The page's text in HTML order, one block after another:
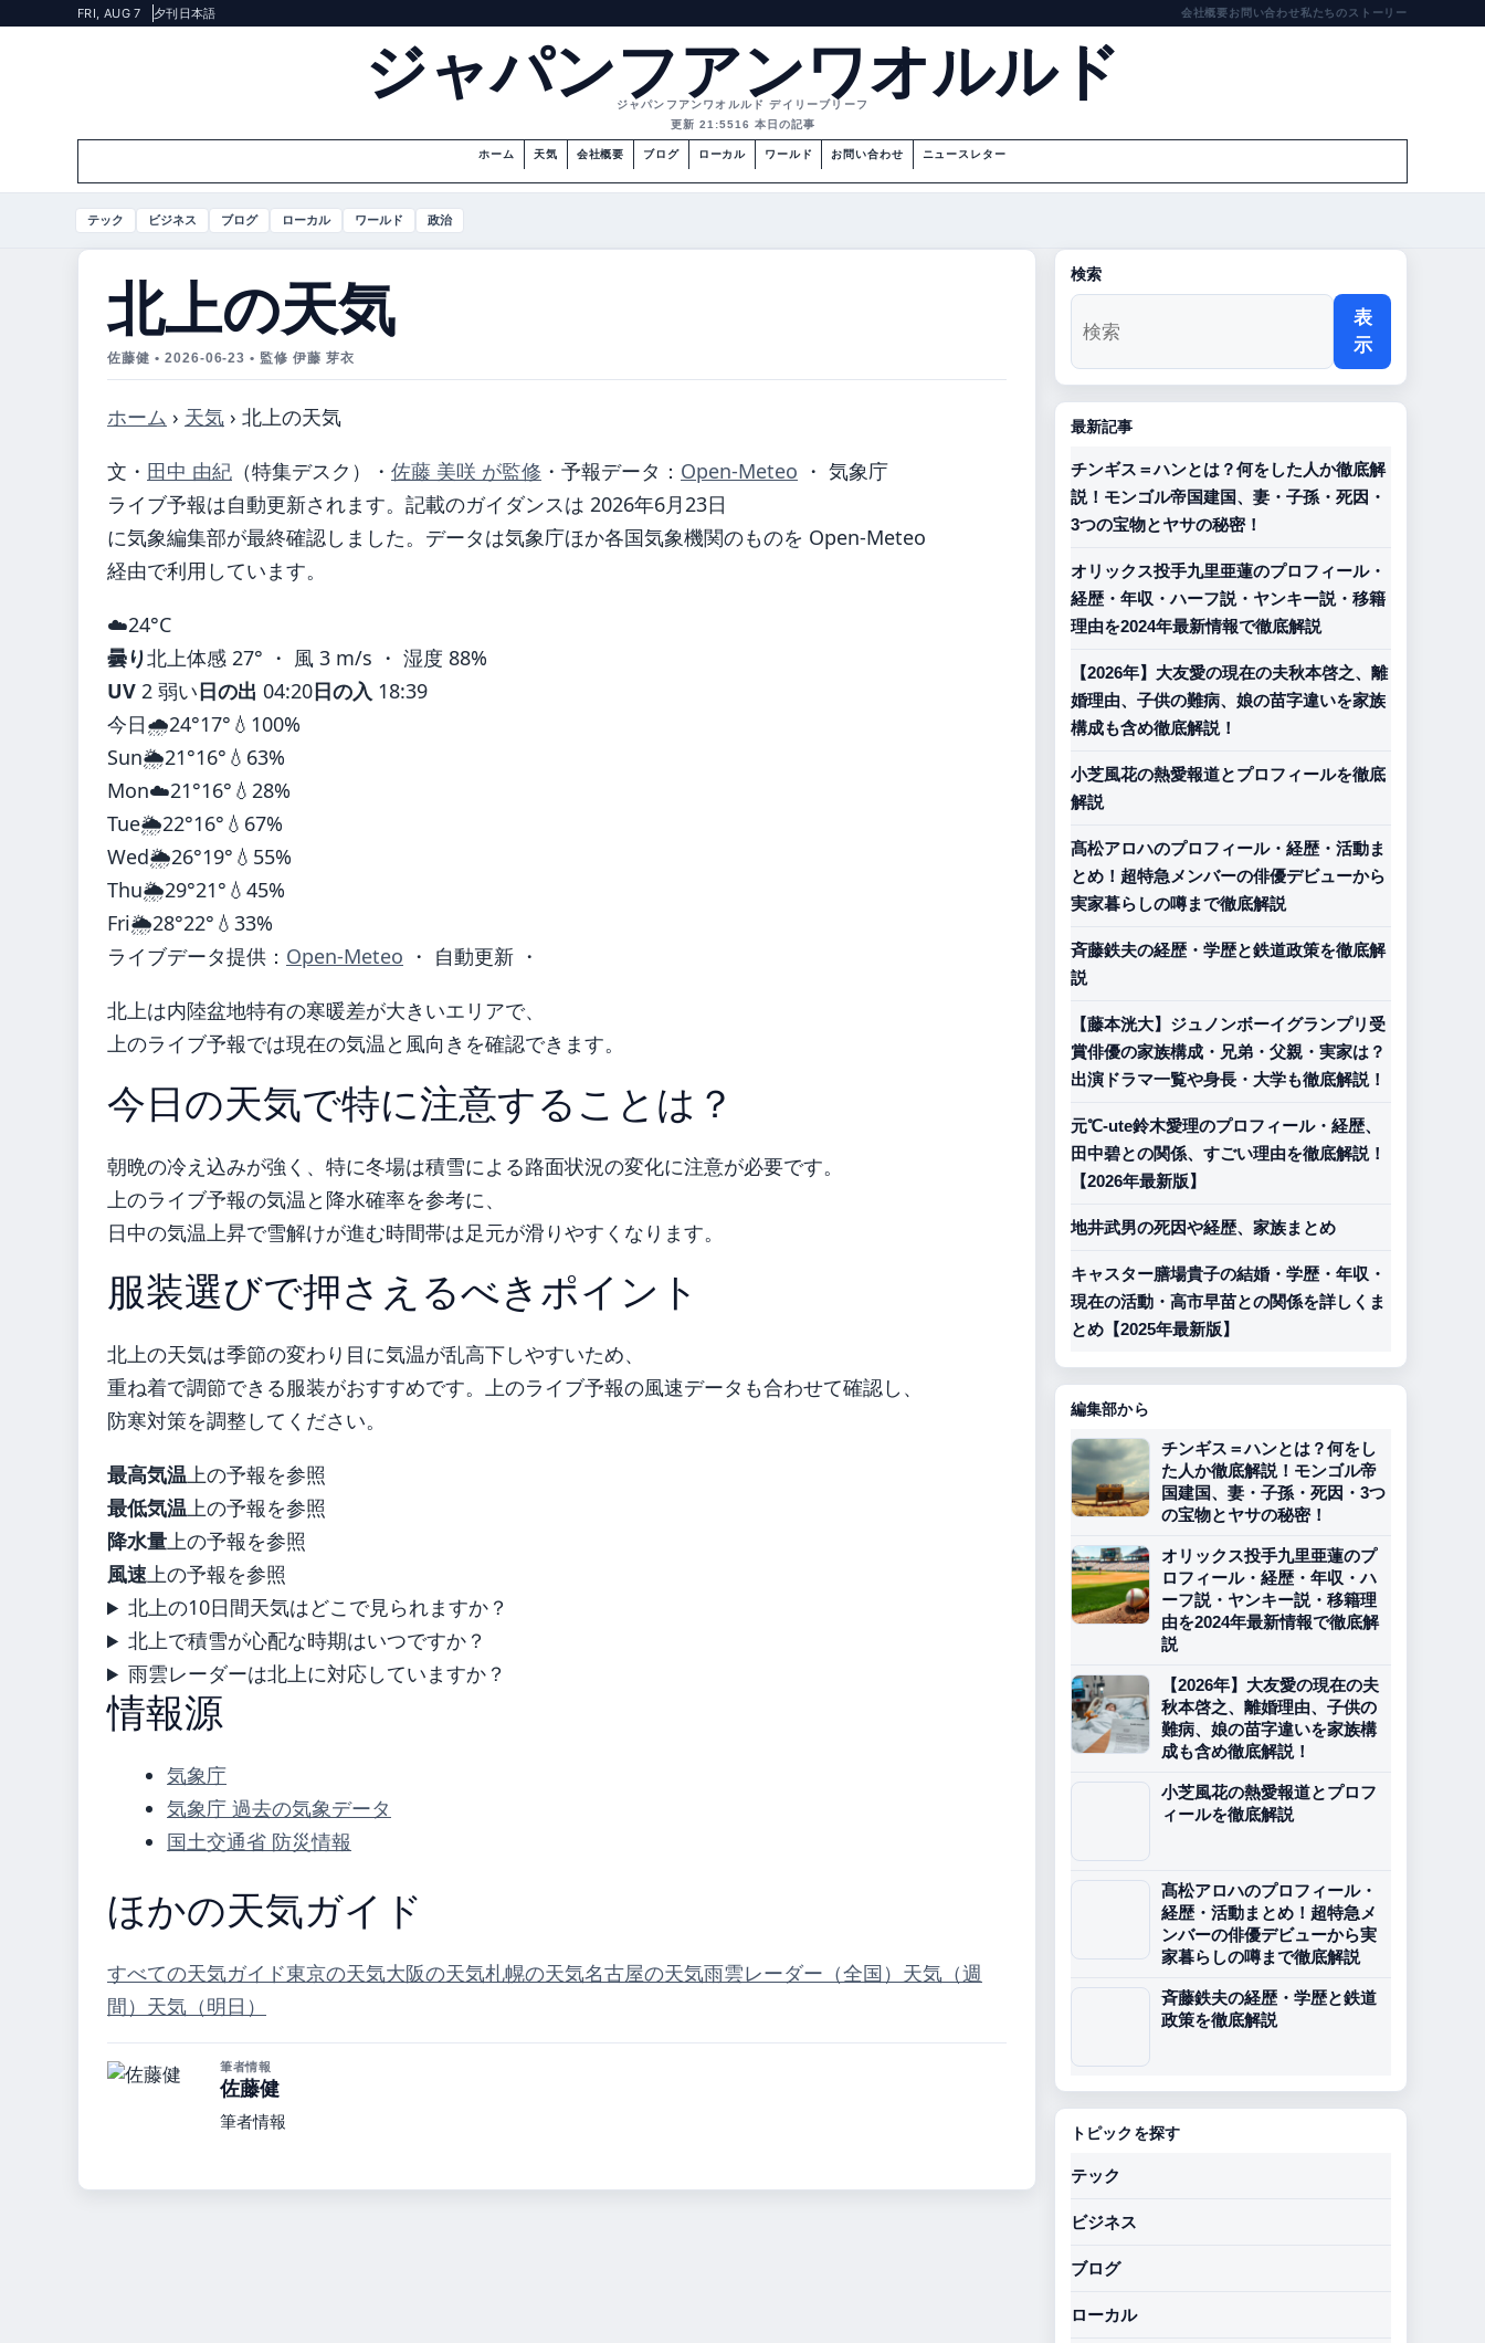
FRI, AUG 7 夕刊 日本語 会社概要お問い合わせ私たちのストーリー
ジャパンフアンワオルルド
ジャパンフアンワオルルド デイリーブリーフ
更新 21:5516 本日の記事
ホーム 天気 会社概要 ブログ ローカル ワールド お問い合わせ ニュースレター
テック ビジネス ブログ ローカル ワールド 政治
北上の天気
佐藤健 • 2026-06-23 • 監修 伊藤 芽衣
ホーム › 天気 › 北上の天気
文・ 田中 由紀 （特集デスク） ・ 佐藤 美咲 が監修 ・ 予報データ： Open-Meteo ・ 気象庁
ライブ予報は自動更新されます。記載のガイダンスは 2026年6月23日
に気象編集部が最終確認しました。データは気象庁ほか各国気象機関のものを Open-Meteo
経由で利用しています。
☁️24°C
曇り北上体感 27° ・ 風 3 m/s ・ 湿度 88%
UV 2 弱い日の出 04:20日の入 18:39
今日🌧️24°17° 💧100%
Sun🌦️21°16° 💧63%
Mon☁️21°16° 💧28%
Tue🌦️22°16° 💧67%
Wed🌦️26°19° 💧55%
Thu🌦️29°21° 💧45%
Fri🌦️28°22° 💧33%
ライブデータ提供： Open-Meteo ・ 自動更新 ・
北上は内陸盆地特有の寒暖差が大きいエリアで、
上のライブ予報では現在の気温と風向きを確認できます。
今日の天気で特に注意することは？
朝晩の冷え込みが強く、特に冬場は積雪による路面状況の変化に注意が必要です。
上のライブ予報の気温と降水確率を参考に、
日中の気温上昇で雪解けが進む時間帯は足元が滑りやすくなります。
服装選びで押さえるべきポイント
北上の天気は季節の変わり目に気温が乱高下しやすいため、
重ね着で調節できる服装がおすすめです。上のライブ予報の風速データも合わせて確認し、
防寒対策を調整してください。
最高気温上の予報を参照
最低気温上の予報を参照
降水量上の予報を参照
風速上の予報を参照
北上の10日間天気はどこで見られますか？
北上で積雪が心配な時期はいつですか？
雨雲レーダーは北上に対応していますか？
情報源
気象庁
気象庁 過去の気象データ
国土交通省 防災情報
ほかの天気ガイド
すべての天気ガイド東京の天気大阪の天気札幌の天気名古屋の天気雨雲レーダー（全国） 天気（週
間） 天気（明日）
筆者情報
佐藤健
筆者情報
検索
表
示
最新記事
チンギス＝ハンとは？何をした人か徹底解
説！モンゴル帝国建国、妻・子孫・死因・
3つの宝物とヤサの秘密！
オリックス投手九里亜蓮のプロフィール・
経歴・年収・ハーフ説・ヤンキー説・移籍
理由を2024年最新情報で徹底解説
【2026年】大友愛の現在の夫秋本啓之、離
婚理由、子供の難病、娘の苗字違いを家族
構成も含め徹底解説！
小芝風花の熱愛報道とプロフィールを徹底
解説
髙松アロハのプロフィール・経歴・活動ま
とめ！超特急メンバーの俳優デビューから
実家暮らしの噂まで徹底解説
斉藤鉄夫の経歴・学歴と鉄道政策を徹底解
説
【藤本洸大】ジュノンボーイグランプリ受
賞俳優の家族構成・兄弟・父親・実家は？
出演ドラマ一覧や身長・大学も徹底解説！
元℃-ute鈴木愛理のプロフィール・経歴、
田中碧との関係、すごい理由を徹底解説！
【2026年最新版】
地井武男の死因や経歴、家族まとめ
キャスター膳場貴子の結婚・学歴・年収・
現在の活動・高市早苗との関係を詳しくま
とめ【2025年最新版】
編集部から
チンギス＝ハンとは？何をし
た人か徹底解説！モンゴル帝
国建国、妻・子孫・死因・3つ
の宝物とヤサの秘密！
オリックス投手九里亜蓮のプ
ロフィール・経歴・年収・ハ
ーフ説・ヤンキー説・移籍理
由を2024年最新情報で徹底解
説
【2026年】大友愛の現在の夫
秋本啓之、離婚理由、子供の
難病、娘の苗字違いを家族構
成も含め徹底解説！
小芝風花の熱愛報道とプロフ
ィールを徹底解説
髙松アロハのプロフィール・
経歴・活動まとめ！超特急メ
ンバーの俳優デビューから実
家暮らしの噂まで徹底解説
斉藤鉄夫の経歴・学歴と鉄道
政策を徹底解説
トピックを探す
テック
ビジネス
ブログ
ローカル